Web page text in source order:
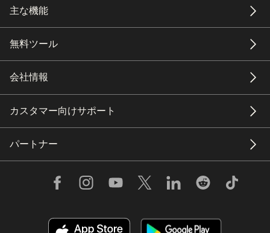
主な機能
無料ツール
会社情報
カスタマー向けサポート
パートナー